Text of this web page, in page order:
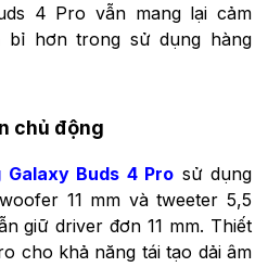
4 Pro vẫn mang lại cảm
bỉ hơn trong sử dụng hàng
chủ động
Galaxy Buds 4 Pro sử dụng
11 mm và tweeter 5,5
giữ driver đơn 11 mm. Thiết
cho khả năng tái tạo dải âm